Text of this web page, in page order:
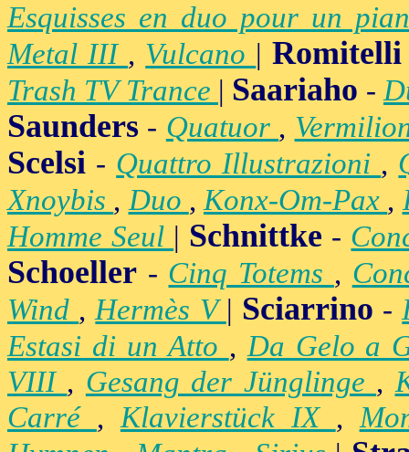
Esquisses en duo pour un
Metal III , Vulcano |Romitelli
Trash TV Trance | Saariaho -
Saunders - Quatuor ,
Scelsi - Quattro Illustrazioni ,
Xnoybis ,Duo ,Konx-Om-Pax ,
Homme Seul | Schnittke -
Schoeller - Cinq Totems ,
Wind ,Hermès V| Sciarrino -
Estasi di un Atto ,Da Gelo a
VIII , Gesang der Jünglinge ,
Carré ,Klavierstück IX ,